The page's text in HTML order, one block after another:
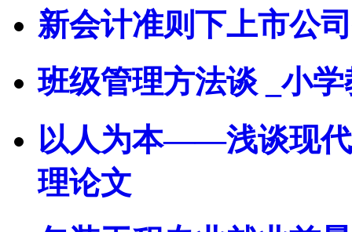
新会计准则下上市公
班级管理方法谈 _小
以人为本——浅谈现代
理论文